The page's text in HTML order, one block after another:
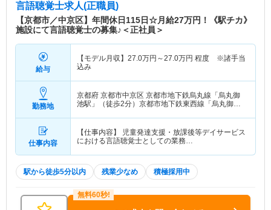
言語聴覚士求人(正職員)
【京都市／中京区】年間休日115日☆月給27万円！《駅チカ》
施設にて言語聴覚士の募集♪＜正社員＞
給与
【モデル月収】 27.0万円～27.0万円 程度 ※諸手当
込み
勤務地
京都府 京都市中京区 京都市地下鉄烏丸線「烏丸御
池駅」（徒歩2分）京都市地下鉄東西線「烏丸御池
仕事内容
【仕事内容】 児童発達支援・放課後等デイサービス
における言語聴覚士としての業務…
駅から徒歩5分以内 残業少なめ 積極採用中